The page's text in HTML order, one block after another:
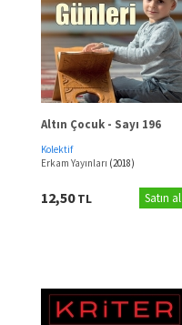
Altın Çocuk - Sayı 196
Kolektif
Erkam Yayınları (2018)
12,50TL Satın al